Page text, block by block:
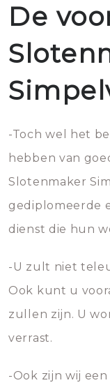
De
-Toch wel het
hebben van
Slotenmaker
gediplomeerde
dienst die hun
-U zult niet
Ook kunt u
zullen zijn. U
verrast.
-Ook zijn wij